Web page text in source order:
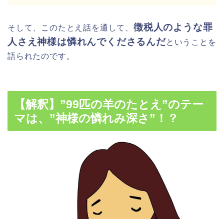
そして、このたとえ話を通して、 徴税人のような罪
人さえ神様は憐れんでくださるんだということを
語られたのです。
【解釈】”99匹の羊のたとえ”のテー
マは、”神様の憐れみ深さ”！？